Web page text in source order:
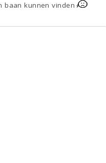
baan kunnen vinden